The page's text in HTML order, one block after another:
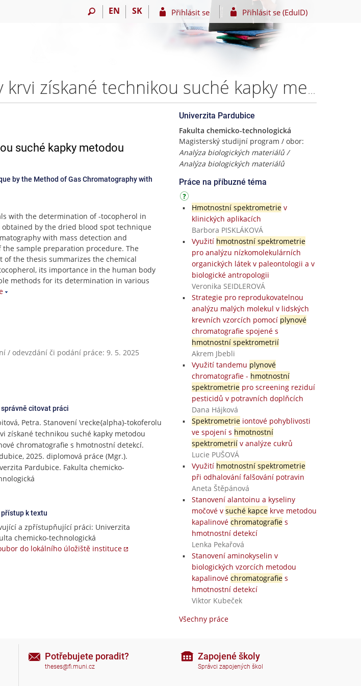
EN SK Přihlásit se Přihlásit se (EduID)
Stanovení \recke{alpha}-tokoferolu v krvi získané technikou suché kapky metodou plynové chromatografie s hmotnostní detekcí – Bc. Petra Kubitová
suché kapky metodou
by the Method of Gas Chromatography with
with the determination of -tocopherol in
by the dried blood spot technique
with mass detection and
sample preparation procedure. The
of the thesis summarizes the chemical
its importance in the human body
methods for its determination in various
/ odevzdání či podání práce: 9. 5. 2025
citovat práci
Petra. Stanovení \recke{alpha}-tokoferolu
získané technikou suché kapky metodou
chromatografie s hmotnostní detekcí.
2025. diplomová práce (Mgr.).
Pardubice. Fakulta chemicko-
k textu
a zpřístupňující práci: Univerzita
chemicko-technologická
do lokálního úložiště instituce
Univerzita Pardubice
Fakulta chemicko-technologická
Magisterský studijní program / obor:
Analýza biologických materiálů /
Analýza biologických materiálů
Práce na příbuzné téma
Hmotnostní spektrometriev
klinických aplikacích
Barbora PISKLÁKOVÁ
Využití hmotnostní spektrometrie
pro analýzu nízkomolekulárních
organických látek v paleontologii a v
biologické antropologii
Veronika SEIDLEROVÁ
Strategie pro reprodukovatelnou
analýzu malých molekul v lidských
krevních vzorcích pomocí plynové
chromatografie spojené s
hmotnostní spektrometrií
Akrem Jbebli
Využití tandemu plynové
chromatografie - hmotnostní
spektrometriepro screening reziduí
pesticidů v potravních doplňcích
Dana Hájková
Spektrometrieiontové pohyblivosti
ve spojení s hmotnostní
spektrometriív analýze cukrů
Lucie PUŠOVÁ
Využití hmotnostní spektrometrie
při odhalování falšování potravin
Aneta Štěpánová
Stanovení alantoinu a kyseliny
močové v suché kapcekrve metodou
kapalinové chromatografies
hmotnostní detekcí
Lenka Pekařová
Stanovení aminokyselin v
biologických vzorcích metodou
kapalinové chromatografies
hmotnostní detekcí
Viktor Kubeček
Všechny práce
Potřebujete poradit?
theses@fi.muni.cz
Zapojené školy
Správci zapojených škol